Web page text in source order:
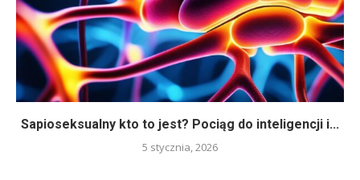
Sapioseksualny kto to jest? Pociąg do inteligencji i...
5 stycznia, 2026